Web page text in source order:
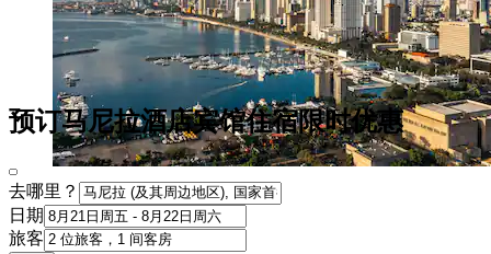
预订马尼拉酒店宾馆住宿限时优惠
去哪里？
日期
旅客